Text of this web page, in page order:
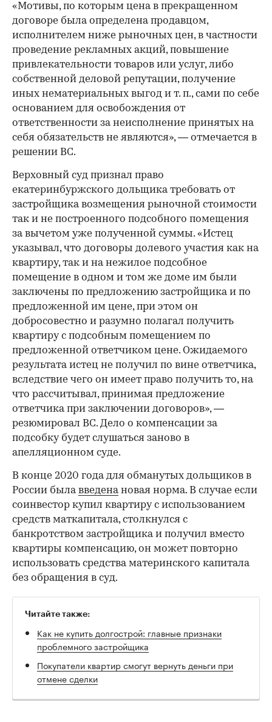
«Мотивы, по которым цена в прекращенном
договоре была определена продавцом,
исполнителем ниже рыночных цен, в частности
проведение рекламных акций, повышение
привлекательности товаров или услуг, либо
собственной деловой репутации, получение
иных нематериальных выгод и т. п., сами по себе
основанием для освобождения от
ответственности за неисполнение принятых на
себя обязательств не являются», — отмечается в
решении ВС.
Верховный суд признал право
екатеринбуржского дольщика требовать от
застройщика возмещения рыночной стоимости
так и не построенного подсобного помещения
за вычетом уже полученной суммы. «Истец
указывал, что договоры долевого участия как на
квартиру, так и на нежилое подсобное
помещение в одном и том же доме им были
заключены по предложению застройщика и по
предложенной им цене, при этом он
добросовестно и разумно полагал получить
квартиру с подсобным помещением по
предложенной ответчиком цене. Ожидаемого
результата истец не получил по вине ответчика,
вследствие чего он имеет право получить то, на
что рассчитывал, принимая предложение
ответчика при заключении договоров», —
резюмировал ВС. Дело о компенсации за
подсобку будет слушаться заново в
апелляционном суде.
В конце 2020 года для обманутых дольщиков в
России былавведенановая норма. В случае если
соинвестор купил квартиру с использованием
средств маткапитала, столкнулся с
банкротством застройщика и получил вместо
квартиры компенсацию, он может повторно
использовать средства материнского капитала
без обращения в суд.
Читайте также:
Как не купить долгострой: главные признаки
проблемного застройщика
Покупатели квартир смогут вернуть деньги при
отмене сделки